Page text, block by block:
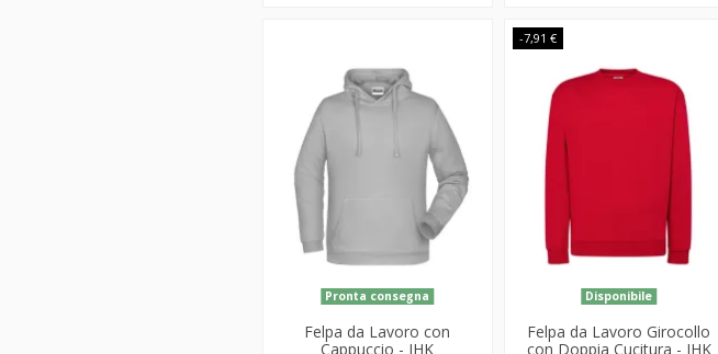
Pronta consegna
Felpa da Lavoro con
Cappuccio - JHK
-7,91 €
Disponibile
Felpa da Lavoro Girocollo
con Doppia Cucitura - JHK